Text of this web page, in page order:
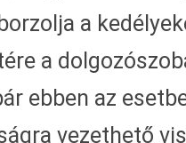
a
a
ebben az
vezethető